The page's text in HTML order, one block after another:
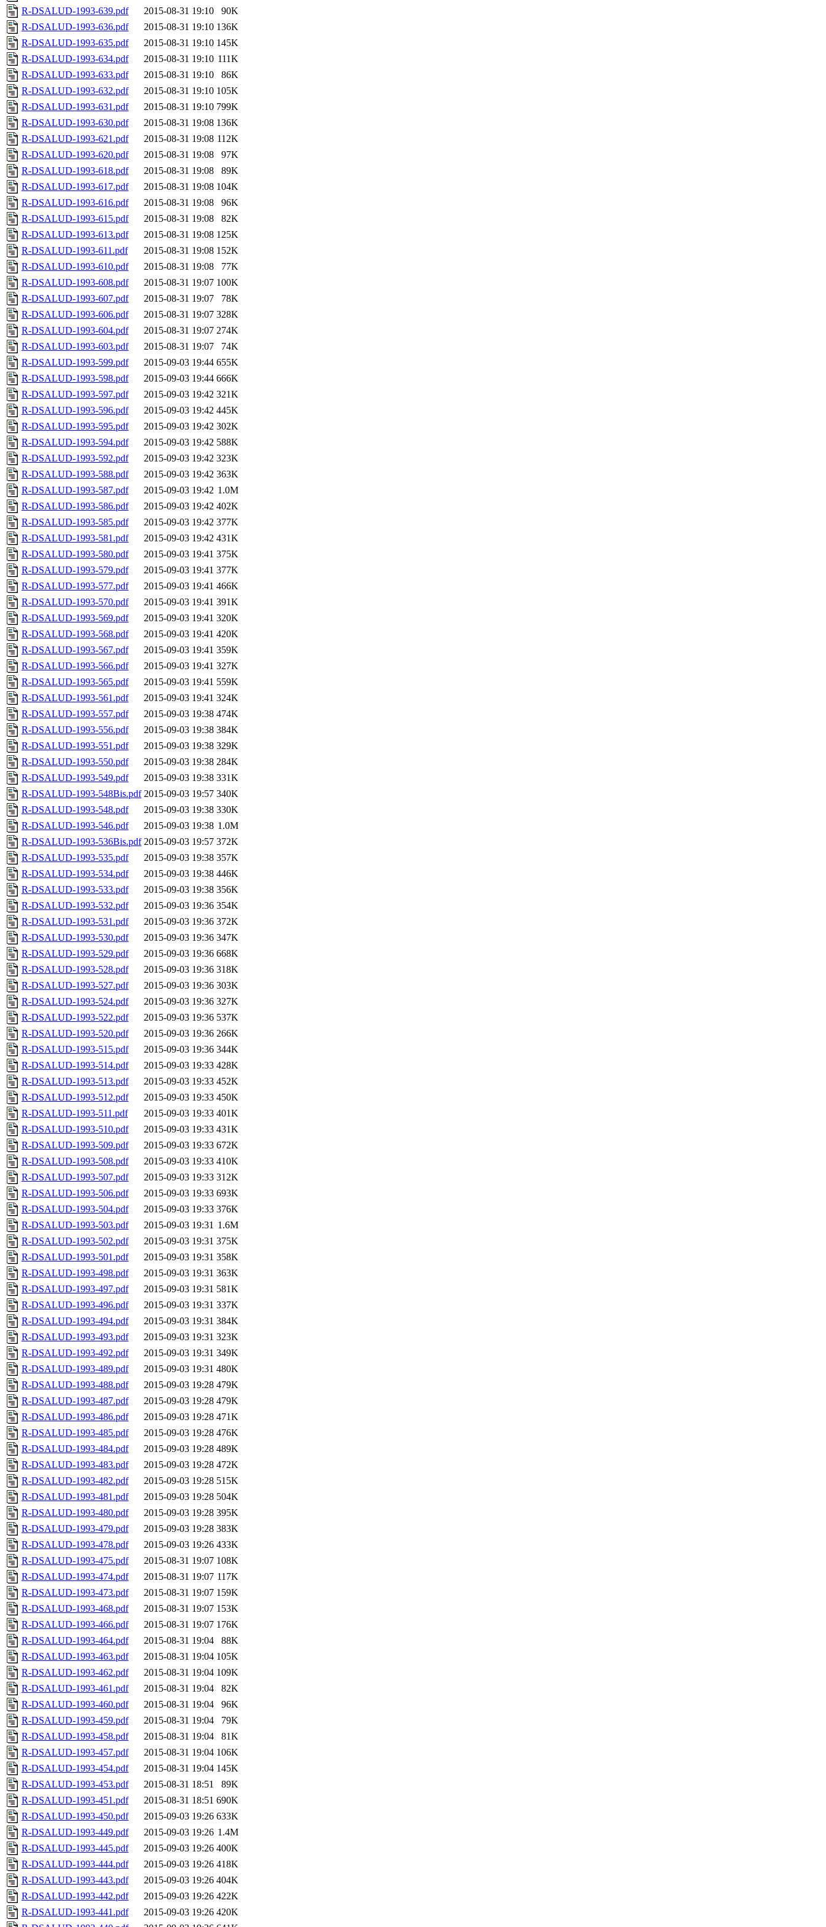
R-DSALUD-1993-639.pdf
2015-08-31 19:10
90K
R-DSALUD-1993-636.pdf
2015-08-31 19:10 136K
R-DSALUD-1993-635.pdf
2015-08-31 19:10 145K
R-DSALUD-1993-634.pdf
2015-08-31 19:10 111K
R-DSALUD-1993-633.pdf
2015-08-31 19:10
86K
R-DSALUD-1993-632.pdf
2015-08-31 19:10 105K
R-DSALUD-1993-631.pdf
2015-08-31 19:10 799K
R-DSALUD-1993-630.pdf
2015-08-31 19:08 136K
R-DSALUD-1993-621.pdf
2015-08-31 19:08 112K
R-DSALUD-1993-620.pdf
2015-08-31 19:08
97K
R-DSALUD-1993-618.pdf
2015-08-31 19:08
89K
R-DSALUD-1993-617.pdf
2015-08-31 19:08 104K
R-DSALUD-1993-616.pdf
2015-08-31 19:08
96K
R-DSALUD-1993-615.pdf
2015-08-31 19:08
82K
R-DSALUD-1993-613.pdf
2015-08-31 19:08 125K
R-DSALUD-1993-611.pdf
2015-08-31 19:08 152K
R-DSALUD-1993-610.pdf
2015-08-31 19:08
77K
R-DSALUD-1993-608.pdf
2015-08-31 19:07 100K
R-DSALUD-1993-607.pdf
2015-08-31 19:07
78K
R-DSALUD-1993-606.pdf
2015-08-31 19:07 328K
R-DSALUD-1993-604.pdf
2015-08-31 19:07 274K
R-DSALUD-1993-603.pdf
2015-08-31 19:07
74K
R-DSALUD-1993-599.pdf
2015-09-03 19:44 655K
R-DSALUD-1993-598.pdf
2015-09-03 19:44 666K
R-DSALUD-1993-597.pdf
2015-09-03 19:42 321K
R-DSALUD-1993-596.pdf
2015-09-03 19:42 445K
R-DSALUD-1993-595.pdf
2015-09-03 19:42 302K
R-DSALUD-1993-594.pdf
2015-09-03 19:42 588K
R-DSALUD-1993-592.pdf
2015-09-03 19:42 323K
R-DSALUD-1993-588.pdf
2015-09-03 19:42 363K
R-DSALUD-1993-587.pdf
2015-09-03 19:42 1.0M
R-DSALUD-1993-586.pdf
2015-09-03 19:42 402K
R-DSALUD-1993-585.pdf
2015-09-03 19:42 377K
R-DSALUD-1993-581.pdf
2015-09-03 19:42 431K
R-DSALUD-1993-580.pdf
2015-09-03 19:41 375K
R-DSALUD-1993-579.pdf
2015-09-03 19:41 377K
R-DSALUD-1993-577.pdf
2015-09-03 19:41 466K
R-DSALUD-1993-570.pdf
2015-09-03 19:41 391K
R-DSALUD-1993-569.pdf
2015-09-03 19:41 320K
R-DSALUD-1993-568.pdf
2015-09-03 19:41 420K
R-DSALUD-1993-567.pdf
2015-09-03 19:41 359K
R-DSALUD-1993-566.pdf
2015-09-03 19:41 327K
R-DSALUD-1993-565.pdf
2015-09-03 19:41 559K
R-DSALUD-1993-561.pdf
2015-09-03 19:41 324K
R-DSALUD-1993-557.pdf
2015-09-03 19:38 474K
R-DSALUD-1993-556.pdf
2015-09-03 19:38 384K
R-DSALUD-1993-551.pdf
2015-09-03 19:38 329K
R-DSALUD-1993-550.pdf
2015-09-03 19:38 284K
R-DSALUD-1993-549.pdf
2015-09-03 19:38 331K
R-DSALUD-1993-548Bis.pdf 2015-09-03 19:57 340K
R-DSALUD-1993-548.pdf
2015-09-03 19:38 330K
R-DSALUD-1993-546.pdf
2015-09-03 19:38 1.0M
R-DSALUD-1993-536Bis.pdf 2015-09-03 19:57 372K
R-DSALUD-1993-535.pdf
2015-09-03 19:38 357K
R-DSALUD-1993-534.pdf
2015-09-03 19:38 446K
R-DSALUD-1993-533.pdf
2015-09-03 19:38 356K
R-DSALUD-1993-532.pdf
2015-09-03 19:36 354K
R-DSALUD-1993-531.pdf
2015-09-03 19:36 372K
R-DSALUD-1993-530.pdf
2015-09-03 19:36 347K
R-DSALUD-1993-529.pdf
2015-09-03 19:36 668K
R-DSALUD-1993-528.pdf
2015-09-03 19:36 318K
R-DSALUD-1993-527.pdf
2015-09-03 19:36 303K
R-DSALUD-1993-524.pdf
2015-09-03 19:36 327K
R-DSALUD-1993-522.pdf
2015-09-03 19:36 537K
R-DSALUD-1993-520.pdf
2015-09-03 19:36 266K
R-DSALUD-1993-515.pdf
2015-09-03 19:36 344K
R-DSALUD-1993-514.pdf
2015-09-03 19:33 428K
R-DSALUD-1993-513.pdf
2015-09-03 19:33 452K
R-DSALUD-1993-512.pdf
2015-09-03 19:33 450K
R-DSALUD-1993-511.pdf
2015-09-03 19:33 401K
R-DSALUD-1993-510.pdf
2015-09-03 19:33 431K
R-DSALUD-1993-509.pdf
2015-09-03 19:33 672K
R-DSALUD-1993-508.pdf
2015-09-03 19:33 410K
R-DSALUD-1993-507.pdf
2015-09-03 19:33 312K
R-DSALUD-1993-506.pdf
2015-09-03 19:33 693K
R-DSALUD-1993-504.pdf
2015-09-03 19:33 376K
R-DSALUD-1993-503.pdf
2015-09-03 19:31 1.6M
R-DSALUD-1993-502.pdf
2015-09-03 19:31 375K
R-DSALUD-1993-501.pdf
2015-09-03 19:31 358K
R-DSALUD-1993-498.pdf
2015-09-03 19:31 363K
R-DSALUD-1993-497.pdf
2015-09-03 19:31 581K
R-DSALUD-1993-496.pdf
2015-09-03 19:31 337K
R-DSALUD-1993-494.pdf
2015-09-03 19:31 384K
R-DSALUD-1993-493.pdf
2015-09-03 19:31 323K
R-DSALUD-1993-492.pdf
2015-09-03 19:31 349K
R-DSALUD-1993-489.pdf
2015-09-03 19:31 480K
R-DSALUD-1993-488.pdf
2015-09-03 19:28 479K
R-DSALUD-1993-487.pdf
2015-09-03 19:28 479K
R-DSALUD-1993-486.pdf
2015-09-03 19:28 471K
R-DSALUD-1993-485.pdf
2015-09-03 19:28 476K
R-DSALUD-1993-484.pdf
2015-09-03 19:28 489K
R-DSALUD-1993-483.pdf
2015-09-03 19:28 472K
R-DSALUD-1993-482.pdf
2015-09-03 19:28 515K
R-DSALUD-1993-481.pdf
2015-09-03 19:28 504K
R-DSALUD-1993-480.pdf
2015-09-03 19:28 395K
R-DSALUD-1993-479.pdf
2015-09-03 19:28 383K
R-DSALUD-1993-478.pdf
2015-09-03 19:26 433K
R-DSALUD-1993-475.pdf
2015-08-31 19:07 108K
R-DSALUD-1993-474.pdf
2015-08-31 19:07 117K
R-DSALUD-1993-473.pdf
2015-08-31 19:07 159K
R-DSALUD-1993-468.pdf
2015-08-31 19:07 153K
R-DSALUD-1993-466.pdf
2015-08-31 19:07 176K
R-DSALUD-1993-464.pdf
2015-08-31 19:04
88K
R-DSALUD-1993-463.pdf
2015-08-31 19:04 105K
R-DSALUD-1993-462.pdf
2015-08-31 19:04 109K
R-DSALUD-1993-461.pdf
2015-08-31 19:04
82K
R-DSALUD-1993-460.pdf
2015-08-31 19:04
96K
R-DSALUD-1993-459.pdf
2015-08-31 19:04
79K
R-DSALUD-1993-458.pdf
2015-08-31 19:04
81K
R-DSALUD-1993-457.pdf
2015-08-31 19:04 106K
R-DSALUD-1993-454.pdf
2015-08-31 19:04 145K
R-DSALUD-1993-453.pdf
2015-08-31 18:51
89K
R-DSALUD-1993-451.pdf
2015-08-31 18:51 690K
R-DSALUD-1993-450.pdf
2015-09-03 19:26 633K
R-DSALUD-1993-449.pdf
2015-09-03 19:26 1.4M
R-DSALUD-1993-445.pdf
2015-09-03 19:26 400K
R-DSALUD-1993-444.pdf
2015-09-03 19:26 418K
R-DSALUD-1993-443.pdf
2015-09-03 19:26 404K
R-DSALUD-1993-442.pdf
2015-09-03 19:26 422K
R-DSALUD-1993-441.pdf
2015-09-03 19:26 420K